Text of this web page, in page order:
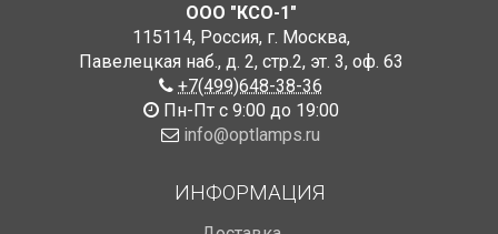
ООО "КСО-1"
115114, Россия, г. Москва,
Павелецкая наб., д. 2, стр.2, эт. 3, оф. 63
+7(499)648-38-36
Пн-Пт с 9:00 до 19:00
info@optlamps.ru
ИНФОРМАЦИЯ